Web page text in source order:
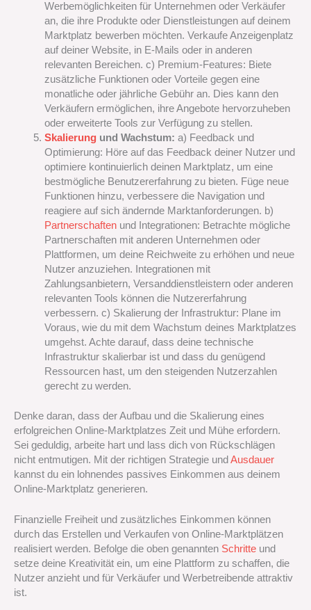
Werbemöglichkeiten für Unternehmen oder Verkäufer
an, die ihre Produkte oder Dienstleistungen auf deinem
Marktplatz bewerben möchten. Verkaufe Anzeigenplatz
auf deiner Website, in E-Mails oder in anderen
relevanten Bereichen. c) Premium-Features: Biete
zusätzliche Funktionen oder Vorteile gegen eine
monatliche oder jährliche Gebühr an. Dies kann den
Verkäufern ermöglichen, ihre Angebote hervorzuheben
oder erweiterte Tools zur Verfügung zu stellen.
Skalierungund Wachstum: a) Feedback und
Optimierung: Höre auf das Feedback deiner Nutzer und
optimiere kontinuierlich deinen Marktplatz, um eine
bestmögliche Benutzererfahrung zu bieten. Füge neue
Funktionen hinzu, verbessere die Navigation und
reagiere auf sich ändernde Marktanforderungen. b)
Partnerschaftenund Integrationen: Betrachte mögliche
Partnerschaften mit anderen Unternehmen oder
Plattformen, um deine Reichweite zu erhöhen und neue
Nutzer anzuziehen. Integrationen mit
Zahlungsanbietern, Versanddienstleistern oder anderen
relevanten Tools können die Nutzererfahrung
verbessern. c) Skalierung der Infrastruktur: Plane im
Voraus, wie du mit dem Wachstum deines Marktplatzes
umgehst. Achte darauf, dass deine technische
Infrastruktur skalierbar ist und dass du genügend
Ressourcen hast, um den steigenden Nutzerzahlen
gerecht zu werden.
Denke daran, dass der Aufbau und die Skalierung eines
erfolgreichen Online-Marktplatzes Zeit und Mühe erfordern.
Sei geduldig, arbeite hart und lass dich von Rückschlägen
nicht entmutigen. Mit der richtigen Strategie und Ausdauer
kannst du ein lohnendes passives Einkommen aus deinem
Online-Marktplatz generieren.
Finanzielle Freiheit und zusätzliches Einkommen können
durch das Erstellen und Verkaufen von Online-Marktplätzen
realisiert werden. Befolge die oben genannten Schritte und
setze deine Kreativität ein, um eine Plattform zu schaffen, die
Nutzer anzieht und für Verkäufer und Werbetreibende attraktiv
ist.